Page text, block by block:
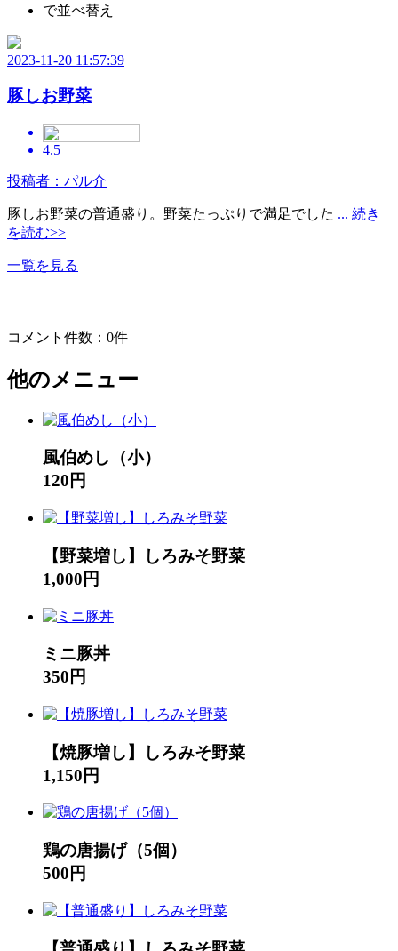
で並べ替え
2023-11-20 11:57:39
豚しお野菜
4.5
投稿者：パル介
豚しお野菜の普通盛り。野菜たっぷりで満足でした ... 続き
を読む>>
一覧を見る
コメント件数：0件
他のメニュー
風伯めし（小）
120円
【野菜増し】しろみそ野菜
1,000円
ミニ豚丼
350円
【焼豚増し】しろみそ野菜
1,150円
鶏の唐揚げ（5個）
500円